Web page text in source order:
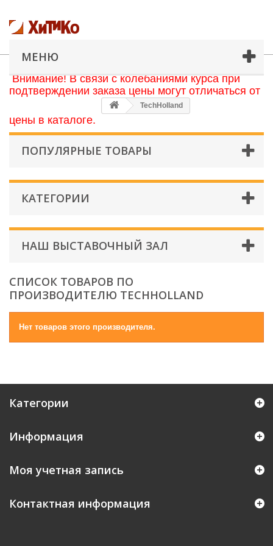
МЕНЮ
Внимание! В связи с колебаниями курса при
подтверждении заказа цены могут отличаться от
цены в каталоге.
TechHolland
ПОПУЛЯРНЫЕ ТОВАРЫ
КАТЕГОРИИ
НАШ ВЫСТАВОЧНЫЙ ЗАЛ
СПИСОК ТОВАРОВ ПО
ПРОИЗВОДИТЕЛЮ TECHHOLLAND
Нет товаров этого производителя.
Категории
Информация
Моя учетная запись
Контактная информация